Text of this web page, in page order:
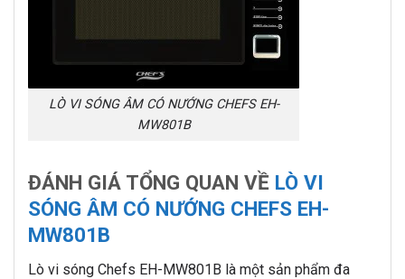
LÒ VI SÓNG ÂM CÓ NƯỚNG CHEFS EH-
MW801B
ĐÁNH GIÁ TỔNG QUAN VỀ LÒ VI
SÓNG ÂM CÓ NƯỚNG CHEFS EH-
MW801B
Lò vi sóng Chefs EH-MW801B là một sản phẩm đa